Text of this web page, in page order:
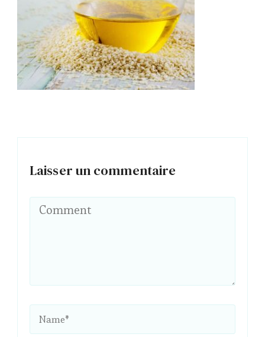
Laisser un commentaire